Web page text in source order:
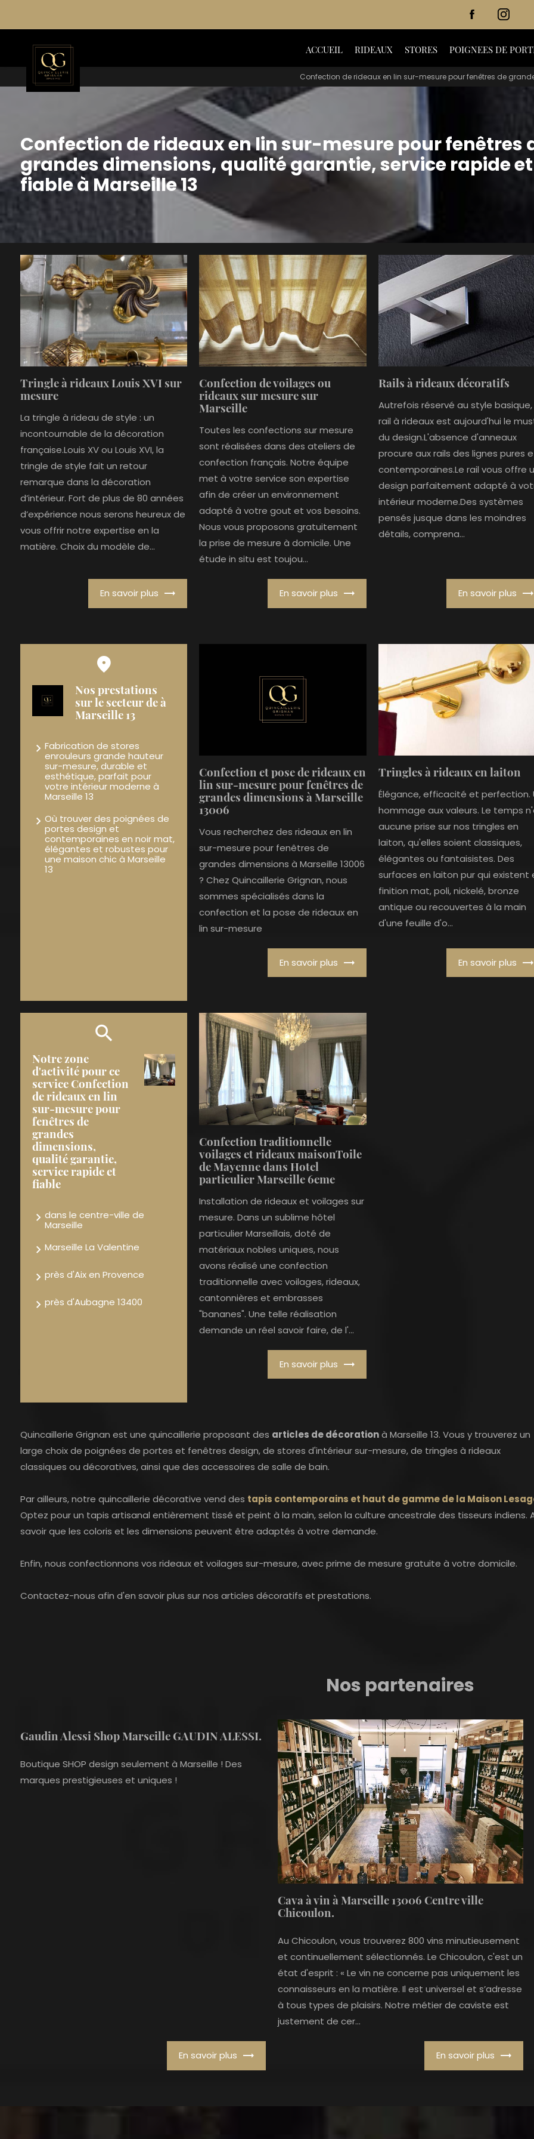
ACCUEIL RIDEAUX STORES POIGNEES DE
Confection de rideaux en lin sur-mesure pour fenêtres de
Confection de rideaux en lin sur-mesure pour fenêtres
grandes dimensions, qualité garantie, service rapide et
fiable à Marseille 13
Tringle à rideaux Louis XVI sur
mesure
La tringle à rideau de style : un
incontournable de la décoration
française.Louis XV ou Louis XVI, la
tringle de style fait un retour
remarque dans la décoration
d’intérieur. Fort de plus de 80 années
d’expérience nous serons heureux de
vous offrir notre expertise en la
matière. Choix du modèle de...
En savoir plus
Confection de voilages ou
rideaux sur mesure sur
Marseille
Toutes les confections sur mesure
sont réalisées dans des ateliers de
confection français. Notre équipe
met à votre service son expertise
afin de créer un environnement
adapté à votre gout et vos besoins.
Nous vous proposons gratuitement
la prise de mesure à domicile. Une
étude in situ est toujou...
En savoir plus
Rails à rideaux décoratifs
Autrefois réservé au style basique,
rail à rideaux est aujourd'hui le
du design.L'absence d'anneaux
procure aux rails des lignes pures
contemporaines.Le rail vous offre
design parfaitement adapté à
intérieur moderne.Des systèmes
pensés jusque dans les moindres
détails, comprena...
En savoir plus
Nos prestations
sur le secteur de à
Marseille 13
Fabrication de stores
enrouleurs grande hauteur
sur-mesure, durable et
esthétique, parfait pour
votre intérieur moderne à
Marseille 13
Où trouver des poignées de
portes design et
contemporaines en noir mat,
élégantes et robustes pour
une maison chic à Marseille
13
Confection et pose de rideaux en
lin sur-mesure pour fenêtres de
grandes dimensions à Marseille
13006
Vous recherchez des rideaux en lin
sur-mesure pour fenêtres de
grandes dimensions à Marseille 13006
? Chez Quincaillerie Grignan, nous
sommes spécialisés dans la
confection et la pose de rideaux en
lin sur-mesure
En savoir plus
Tringles à rideaux en laiton
Élégance, efficacité et perfection.
hommage aux valeurs. Le temps
aucune prise sur nos tringles en
laiton, qu'elles soient classiques,
élégantes ou fantaisistes. Des
surfaces en laiton pur qui existent
finition mat, poli, nickelé, bronze
antique ou recouvertes à la main
d'une feuille d'o...
En savoir plus
Notre zone
d'activité pour ce
service Confection
de rideaux en lin
sur-mesure pour
fenêtres de
grandes
dimensions,
qualité garantie,
service rapide et
fiable
dans le centre-ville de
Marseille
Marseille La Valentine
près d'Aix en Provence
près d'Aubagne 13400
Confection traditionnelle
voilages et rideaux maisonToile
de Mayenne dans Hotel
particulier Marseille 6eme
Installation de rideaux et voilages sur
mesure. Dans un sublime hôtel
particulier Marseillais, doté de
matériaux nobles uniques, nous
avons réalisé une confection
traditionnelle avec voilages, rideaux,
cantonnières et embrasses
"bananes". Une telle réalisation
demande un réel savoir faire, de l'...
En savoir plus
Quincaillerie Grignan est une quincaillerie proposant des articles de décorationà Marseille 13. Vous y trouverez un
large choix de poignées de portes et fenêtres design, de stores d'intérieur sur-mesure, de tringles à rideaux
classiques ou décoratives, ainsi que des accessoires de salle de bain.
Par ailleurs, notre quincaillerie décorative vend des tapis contemporains et haut de gamme de la Maison
Optez pour un tapis artisanal entièrement tissé et peint à la main, selon la culture ancestrale des tisseurs indiens.
savoir que les coloris et les dimensions peuvent être adaptés à votre demande.
Enfin, nous confectionnons vos rideaux et voilages sur-mesure, avec prime de mesure gratuite à votre domicile.
Contactez-nous afin d'en savoir plus sur nos articles décoratifs et prestations.
Nos partenaires
Gaudin Alessi Shop Marseille GAUDIN ALESSI.
Boutique SHOP design seulement à Marseille ! Des
marques prestigieuses et uniques !
En savoir plus
Cava à vin à Marseille 13006 Centre ville
Chicoulon.
Au Chicoulon, vous trouverez 800 vins minutieusement
et continuellement sélectionnés. Le Chicoulon, c'est un
état d'esprit : « Le vin ne concerne pas uniquement les
connaisseurs en la matière. Il est universel et s’adresse
à tous types de plaisirs. Notre métier de caviste est
justement de cer...
En savoir plus